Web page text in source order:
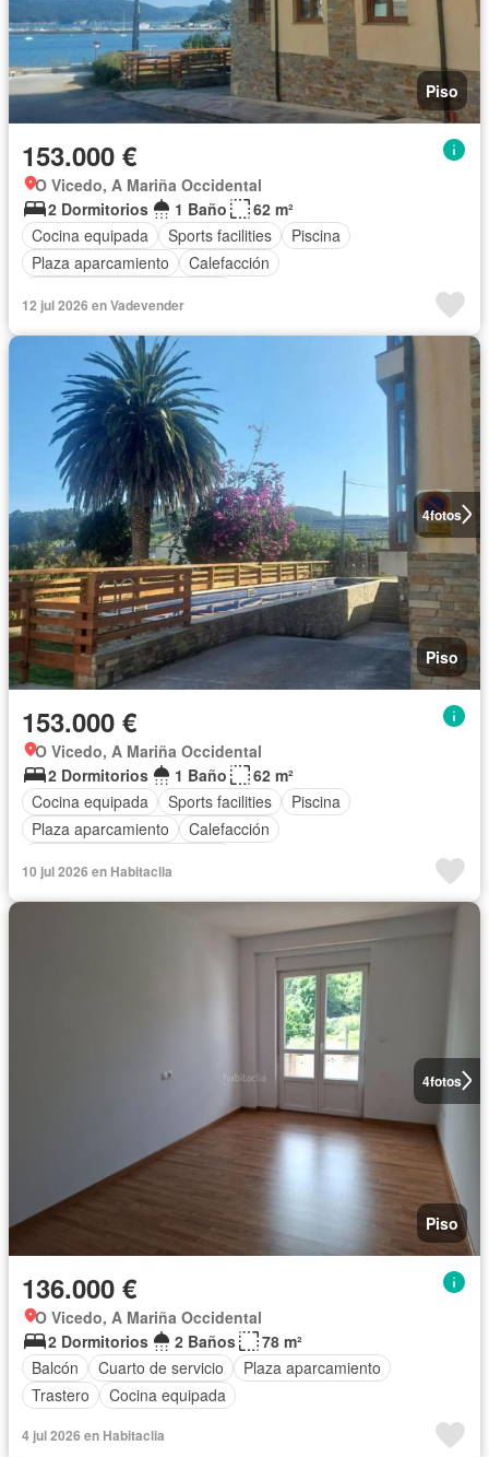
Piso
153.000 €
O Vicedo, A Mariña Occidental
2 Dormitorios
1 Baño
62 m²
Cocina equipada
Sports facilities
Piscina
Plaza aparcamiento
Calefacción
12 jul 2026 en Vadevender
4fotos
Piso
153.000 €
O Vicedo, A Mariña Occidental
2 Dormitorios
1 Baño
62 m²
Cocina equipada
Sports facilities
Piscina
Plaza aparcamiento
Calefacción
10 jul 2026 en Habitaclia
4fotos
Piso
136.000 €
O Vicedo, A Mariña Occidental
2 Dormitorios
2 Baños
78 m²
Balcón
Cuarto de servicio
Plaza aparcamiento
Trastero
Cocina equipada
4 jul 2026 en Habitaclia